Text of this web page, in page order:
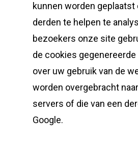
kunnen worden geplaatst
derden te helpen te
bezoekers onze site
de cookies
over uw gebruik van de
worden overgebracht
servers of die van een
Google.